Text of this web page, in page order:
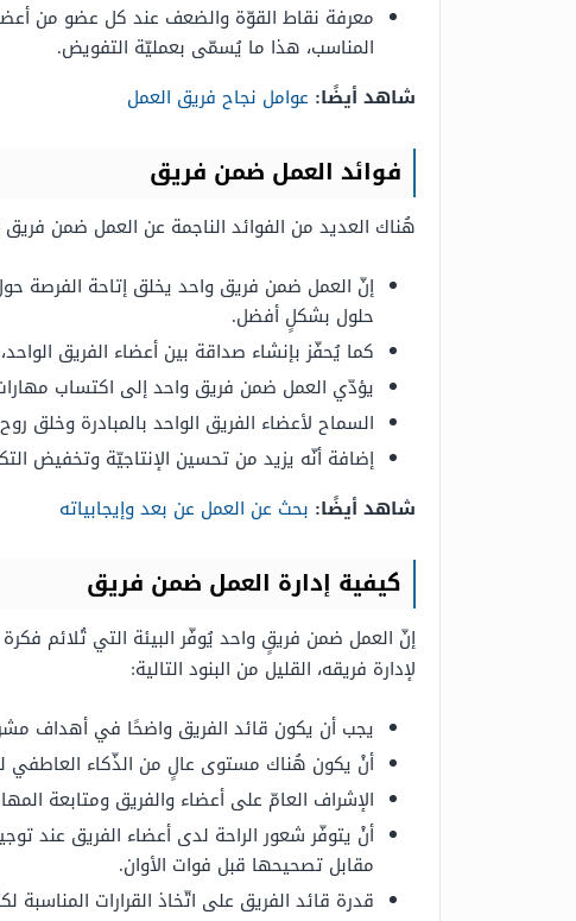
معرفة نقاط القوّة والضعف عند كل عضو من
المناسب، هذا ما يُسمّى بعمليّة التفويض.
شاهد أيضًا: عوامل نجاح فريق العمل
فوائد العمل ضمن فريق
هُناك العديد من الفوائد الناجمة عن العمل ضمن
إنّ العمل ضمن فريق واحد يخلق إتاحة الفرصة
حلول بشكلٍ أفضل.
كما يُحفّز بإنشاء صداقة بين أعضاء الفريق
يؤدّي العمل ضمن فريق واحد إلى اكتساب
السماح لأعضاء الفريق الواحد بالمبادرة وخلق
إضافة أنّه يزيد من تحسين الإنتاجيّة وتخفيض
شاهد أيضًا: بحث عن العمل عن بعد وإيجابياته
كيفية إدارة العمل ضمن فريق
إنّ العمل ضمن فريقٍ واحد يُوفّر البيئة التي تُلائم
لإدارة فريقه، القليل من البنود التالية:
يجب أن يكون قائد الفريق واضحًا في أهداف
أنْ يكون هُناك مستوى عالٍ من الذّكاء العاطفي
الإشراف العامّ على أعضاء والفريق ومتابعة
أنْ يتوفّر شعور الراحة لدى أعضاء الفريق عند
مقابل تصحيحها قبل فوات الأوان.
قدرة قائد الفريق على اتّخاذ القرارات المناسبة